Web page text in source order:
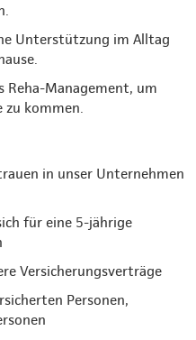
Unterstützung im Alltag
Reha-Management, um
zu kommen.
in unser Unternehmen
für eine 5-jährige
Versicherungsverträge
Personen,